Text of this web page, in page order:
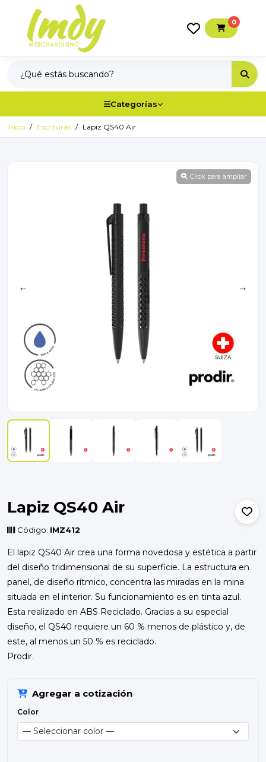
0
Categorías
Inicio Escrituras Lapiz QS40 Air
Click para ampliar
← →
Lapiz QS40 Air
Código: IMZ412
El lapiz QS40 Air crea una forma novedosa y estética a partir
del diseño tridimensional de su superficie. La estructura en
panel, de diseño rítmico, concentra las miradas en la mina
situada en el interior. Su funcionamiento es en tinta azul.
Esta realizado en ABS Reciclado. Gracias a su especial
diseño, el QS40 requiere un 60 % menos de plástico y, de
este, al menos un 50 % es reciclado.
Prodir.
Agregar a cotización
Color